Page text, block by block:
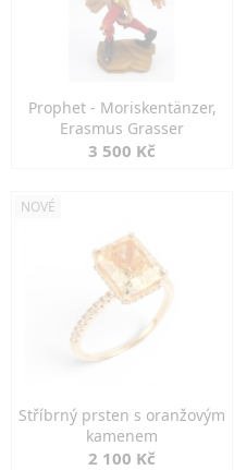
Prophet - Moriskentänzer,
Erasmus Grasser
3 500 Kč
NOVÉ
Stříbrný prsten s oranžovým
kamenem
2 100 Kč